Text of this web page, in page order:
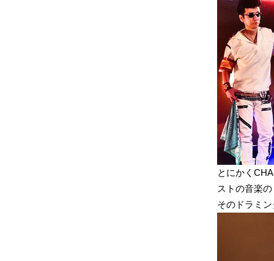
とにかく
ストの音楽
そのドラミ